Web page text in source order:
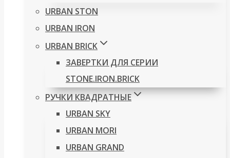
URBAN STON
URBAN IRON
URBAN BRICK
ЗАВЕРТКИ ДЛЯ СЕРИИ
STONE.IRON.BRICK
РУЧКИ КВАДРАТНЫЕ
URBAN SKY
URBAN MORI
URBAN GRAND